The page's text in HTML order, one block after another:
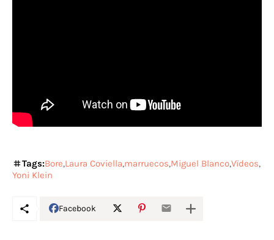
Tags:Bore Laura Coviella marruecos Miguel BlancoVïdeos
Yoni Klein
Facebook